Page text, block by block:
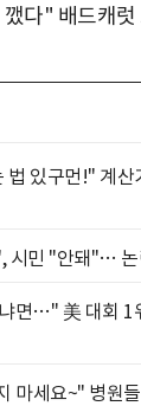
깼다" 배드캐
법 있구먼!" 계산
시민 "안돼"…
면…" 美 대회 1
마세요~" 병원